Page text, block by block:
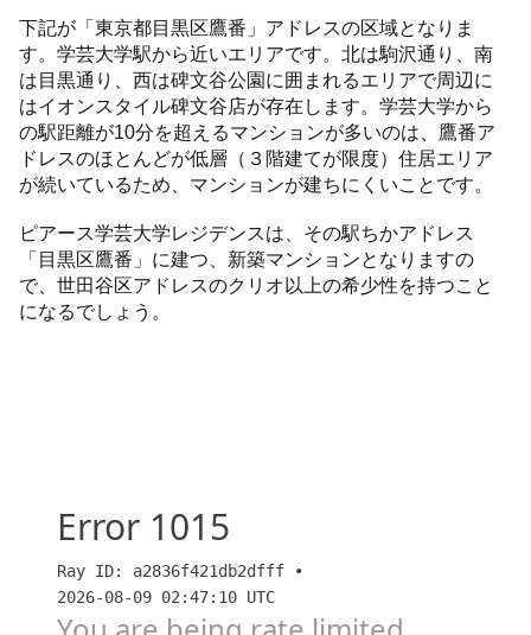
下記が「東京都目黒区鷹番」アドレスの区域となりま
す。学芸大学駅から近いエリアです。北は駒沢通り、南
は目黒通り、西は碑文谷公園に囲まれるエリアで周辺に
はイオンスタイル碑文谷店が存在します。学芸大学から
の駅距離が10分を超えるマンションが多いのは、鷹番ア
ドレスのほとんどが低層（３階建てが限度）住居エリア
が続いているため、マンションが建ちにくいことです。
ピアース学芸大学レジデンスは、その駅ちかアドレス
「目黒区鷹番」に建つ、新築マンションとなりますの
で、世田谷区アドレスのクリオ以上の希少性を持つこと
になるでしょう。
【クリオ学芸大学ザ・クラシック】最終２邸販売中、
残り物には福がある？（キットキャット）